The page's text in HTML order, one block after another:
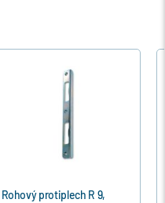
Rohový protiplech R 9,